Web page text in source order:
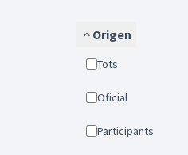
Origen
Tots
Oficial
Participants